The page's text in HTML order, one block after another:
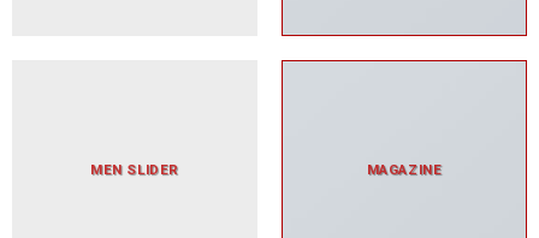
MEN SLIDER MAGAZINE